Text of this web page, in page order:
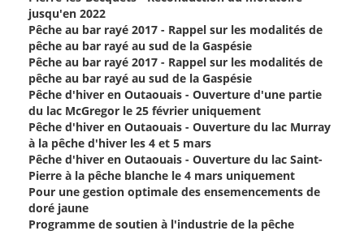
jusqu'en 2022
Pêche au bar rayé 2017 - Rappel sur les modalités de
pêche au bar rayé au sud de la Gaspésie
Pêche au bar rayé 2017 - Rappel sur les modalités de
pêche au bar rayé au sud de la Gaspésie
Pêche d'hiver en Outaouais - Ouverture d'une partie
du lac McGregor le 25 février uniquement
Pêche d'hiver en Outaouais - Ouverture du lac Murray
à la pêche d'hiver les 4 et 5 mars
Pêche d'hiver en Outaouais - Ouverture du lac Saint-
Pierre à la pêche blanche le 4 mars uniquement
Pour une gestion optimale des ensemencements de
doré jaune
Programme de soutien à l'industrie de la pêche